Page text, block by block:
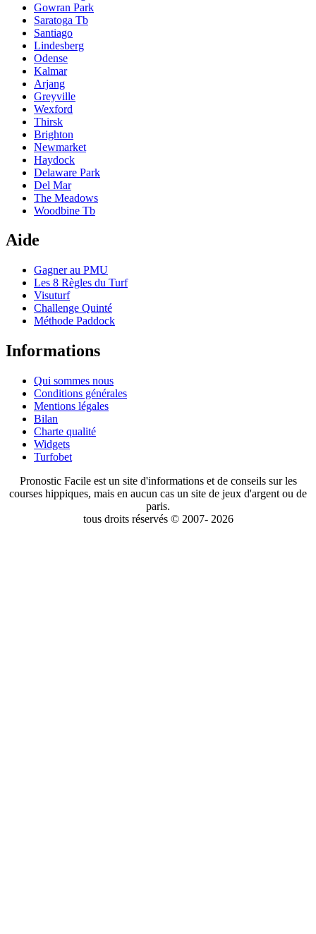
Gowran Park
Saratoga Tb
Santiago
Lindesberg
Odense
Kalmar
Arjang
Greyville
Wexford
Thirsk
Brighton
Newmarket
Haydock
Delaware Park
Del Mar
The Meadows
Woodbine Tb
Aide
Gagner au PMU
Les 8 Règles du Turf
Visuturf
Challenge Quinté
Méthode Paddock
Informations
Qui sommes nous
Conditions générales
Mentions légales
Bilan
Charte qualité
Widgets
Turfobet
Pronostic Facile est un site d'informations et de conseils sur les
courses hippiques, mais en aucun cas un site de jeux d'argent ou de
paris.
tous droits réservés © 2007- 2026